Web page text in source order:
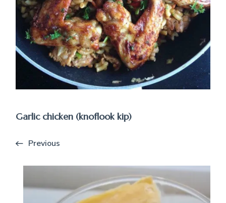
Garlic chicken (knoflook kip)
Previous